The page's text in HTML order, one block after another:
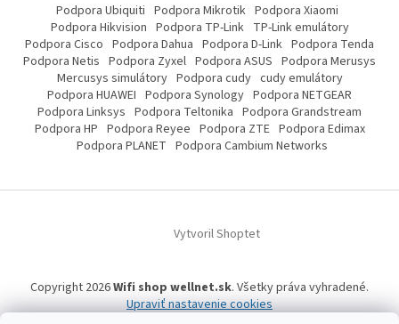
Podpora Ubiquiti Podpora Mikrotik Podpora Xiaomi
Podpora Hikvision Podpora TP-Link TP-Link emulátory
Podpora Cisco Podpora Dahua Podpora D-Link Podpora Tenda
Podpora Netis Podpora Zyxel Podpora ASUS Podpora Merusys
Mercusys simulátory Podpora cudy cudy emulátory
Podpora HUAWEI Podpora Synology Podpora NETGEAR
Podpora Linksys Podpora Teltonika Podpora Grandstream
Podpora HP Podpora Reyee Podpora ZTE Podpora Edimax
Podpora PLANET Podpora Cambium Networks
Vytvoril Shoptet
Copyright 2026Wifi shop wellnet.sk. Všetky práva vyhradené.
Upraviť nastavenie cookies